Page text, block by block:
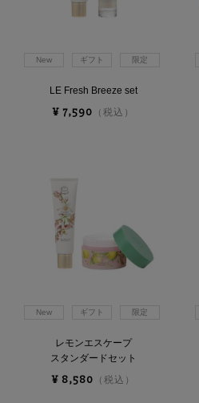
New ギフト 限定
LE Fresh Breeze set
¥ 7,590 （税込）
New ギフト 限定
レモンエスケープ
スタンダードセット
¥ 8,580 （税込）